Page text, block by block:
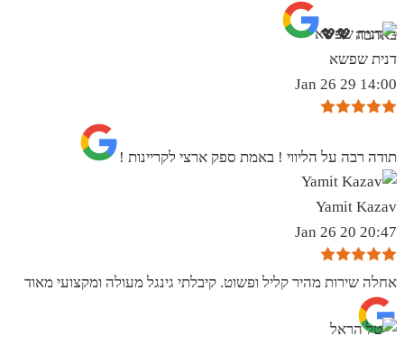
באהבה 💖💖
דנית שפשא
14:00 29 Jan 26
תודה רבה על הליווי ! באמת ספק ארצי לקריינות !
Yamit Kazav
20:47 20 Jan 26
אחלה שירות מהיר קליל ופשוט. קיבלתי גינגל מעולה ומקצועי מאוד